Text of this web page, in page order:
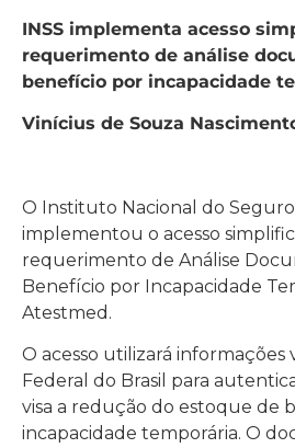
INSS implementa acesso
requerimento de análise
benefício por incapacidade
Vinícius de Souza
O Instituto Nacional do Seguro
implementou o acesso
requerimento de Análise
Benefício por Incapacidade
Atestmed.
O acesso utilizará informações
Federal do Brasil para
visa a redução do estoque de
incapacidade temporária. O